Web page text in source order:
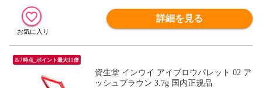
詳細を見る
8/7時点_ポイント最大11倍
資生堂 インウイ アイブロウパレット 02 ア
ッシュブラウン 3.7g 国内正規品